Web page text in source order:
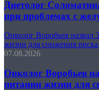
Диетолог
при проблемах с
Онколог Воробьев назвал
жизни для снижения риска
07.08.2026
Онколог Воробьев
питании жизни для